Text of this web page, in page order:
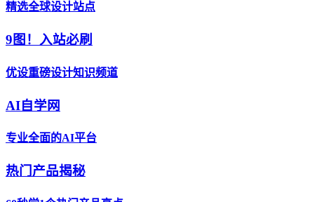
精选全球设计站点
9图！入站必刷
优设重磅设计知识频道
AI自学网
专业全面的AI平台
热门产品揭秘